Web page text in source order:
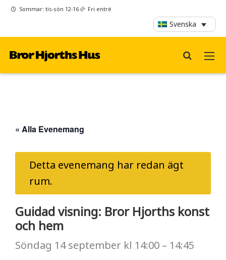
Sommar: tis-sön 12-16 Fri entré
Svenska
« Alla Evenemang
Detta evenemang har redan ägt
rum.
Guidad visning: Bror Hjorths konst
och hem
Söndag 14 september kl 14:00 – 14:45